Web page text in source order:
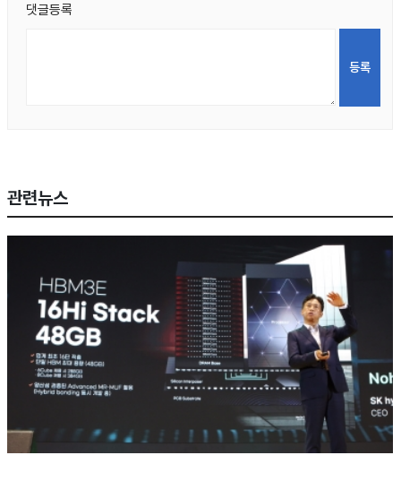
댓글등록
관련뉴스